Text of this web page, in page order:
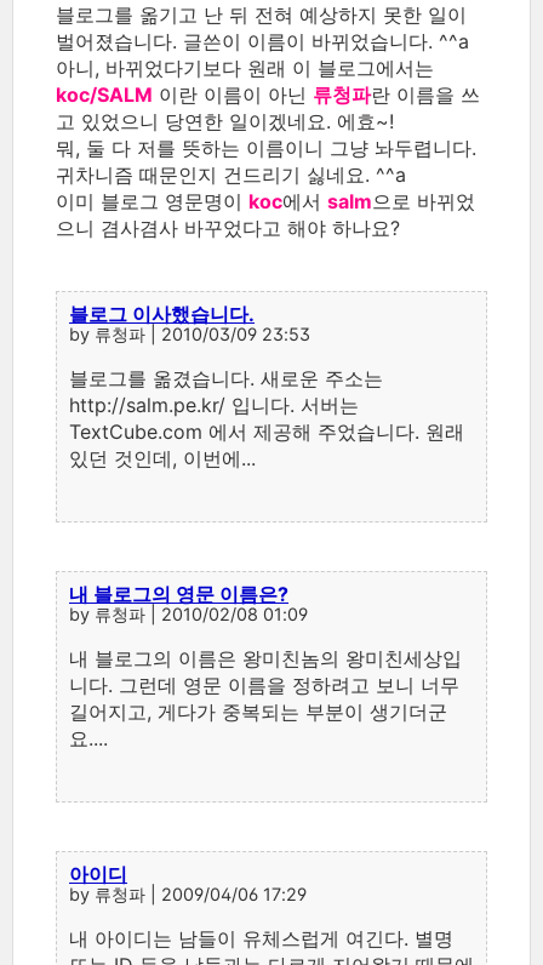
블로그를 옮기고 난 뒤 전혀 예상하지 못한 일이
벌어졌습니다. 글쓴이 이름이 바뀌었습니다. ^^a
아니, 바뀌었다기보다 원래 이 블로그에서는
koc/SALM 이란 이름이 아닌 류청파란 이름을 쓰
고 있었으니 당연한 일이겠네요. 에효~!
뭐, 둘 다 저를 뜻하는 이름이니 그냥 놔두렵니다.
귀차니즘 때문인지 건드리기 싫네요. ^^a
이미 블로그 영문명이 koc에서 salm으로 바뀌었
으니 겸사겸사 바꾸었다고 해야 하나요?
블로그 이사했습니다.
by 류청파 | 2010/03/09 23:53
블로그를 옮겼습니다. 새로운 주소는
http://salm.pe.kr/ 입니다. 서버는
TextCube.com 에서 제공해 주었습니다. 원래
있던 것인데, 이번에...
내 블로그의 영문 이름은?
by 류청파 | 2010/02/08 01:09
내 블로그의 이름은 왕미친놈의 왕미친세상입
니다. 그런데 영문 이름을 정하려고 보니 너무
길어지고, 게다가 중복되는 부분이 생기더군
요....
아이디
by 류청파 | 2009/04/06 17:29
내 아이디는 남들이 유체스럽게 여긴다. 별명